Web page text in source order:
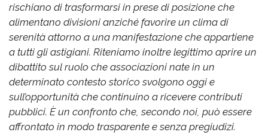
rischiano di trasformarsi in prese di posizione che
alimentano divisioni anziché favorire un clima di
serenità attorno a una manifestazione che appartiene
a tutti gli astigiani. Riteniamo inoltre legittimo aprire un
dibattito sul ruolo che associazioni nate in un
determinato contesto storico svolgono oggi e
sull’opportunità che continuino a ricevere contributi
pubblici. È un confronto che, secondo noi, può essere
affrontato in modo trasparente e senza pregiudizi.